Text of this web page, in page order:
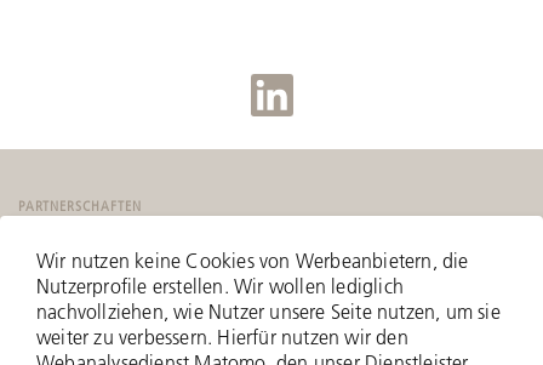
PARTNERSCHAFTEN
Wir nutzen keine Cookies von Werbeanbietern, die
Nutzerprofile erstellen. Wir wollen lediglich
nachvollziehen, wie Nutzer unsere Seite nutzen, um sie
weiter zu verbessern. Hierfür nutzen wir den